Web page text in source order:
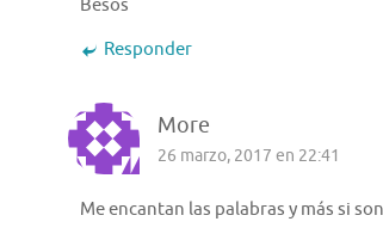
Besos
Responder
More
26 marzo, 2017 en 22:41
Me encantan las palabras y más si